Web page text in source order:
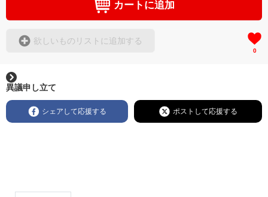
カートに追加
欲しいものリストに追加する
0
異議申し立て
シェアして応援する ポストして応援する